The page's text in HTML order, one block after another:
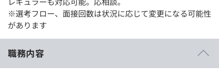
※選考フロー、面接回数は状況に応じて変更になる可能性
があります
職務内容